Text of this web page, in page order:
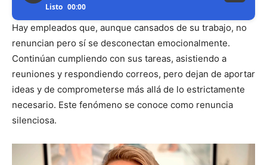
Listo 00:00
Hay empleados que, aunque cansados de su trabajo, no
renuncian pero sí se desconectan emocionalmente.
Continúan cumpliendo con sus tareas, asistiendo a
reuniones y respondiendo correos, pero dejan de aportar
ideas y de comprometerse más allá de lo estrictamente
necesario. Este fenómeno se conoce como renuncia
silenciosa.